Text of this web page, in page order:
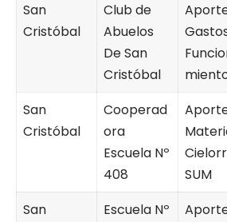
San
Cristóbal
Club de
Abuelos
De San
Cristóbal
San
Cristóbal
Cooperad
ora
Escuela Nº
408
SUM
San Escuela Nº